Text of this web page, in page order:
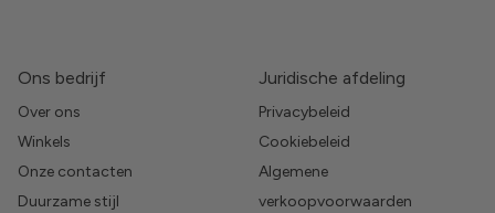
Ons bedrijf
Over ons
Winkels
Onze contacten
Duurzame stijl
Juridische afdeling
Privacybeleid
Cookiebeleid
Algemene
verkoopvoorwaarden